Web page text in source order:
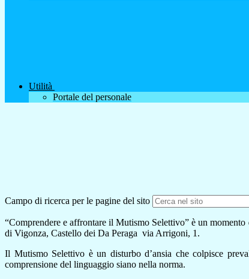
Utilità
Portale del personale
Campo di ricerca per le pagine del sito
“Comprendere e affrontare il Mutismo Selettivo” è un
di Vigonza, Castello dei Da Peraga via Arrigoni, 1.
Il Mutismo Selettivo è un disturbo d’ansia che colpisce
comprensione del linguaggio siano nella norma.